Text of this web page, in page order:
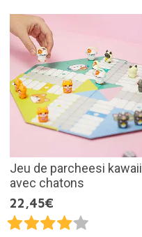
Jeu de parcheesi kawaii
avec chatons
22,45€